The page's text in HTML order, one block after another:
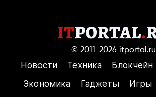
© 2011-2026 itportal.ru
Новости Техника Блокчейн
Экономика
Гаджеты Игры